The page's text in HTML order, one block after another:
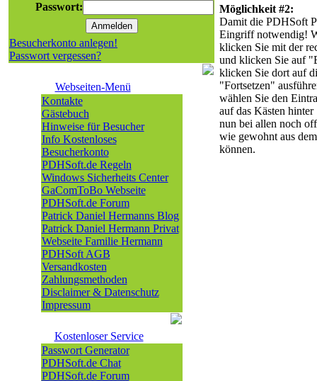
Passwort:
Besucherkonto anlegen!
Passwort vergessen?
Webseiten-Menü
Kontakte
Gästebuch
Hinweise für Besucher
Info Kostenloses
Besucherkonto
PDHSoft.de Regeln
Windows Sicherheits Center
GaComToBo Webseite
PDHSoft.de Forum
Patrick Daniel Hermanns Blog
Patrick Daniel Hermann Privat
Webseite Familie Hermann
PDHSoft AGB
Versandkosten
Zahlungsmethoden
Disclaimer & Datenschutz
Impressum
Kostenloser Service
Passwort Generator
PDHSoft.de Chat
PDHSoft.de Forum
Möglichkeit #2:
Damit die PDHSoft
Eingriff notwendig!
klicken Sie mit der
und klicken Sie auf
klicken Sie dort auf
"Fortsetzen"
wählen Sie den
auf das Kästen
nun bei allen noch
wie gewohnt aus
können.